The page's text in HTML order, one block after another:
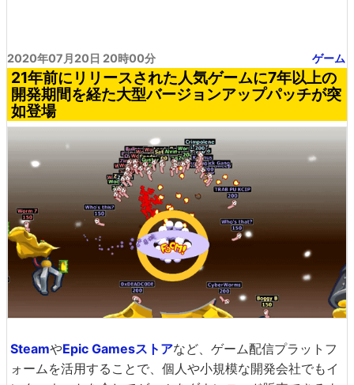
2020年07月20日 20時00分 ゲーム
21年前にリリースされた人気ゲームに7年以上の
開発期間を経た大型バージョンアップパッチが突
如登場
SteamやEpic Gamesストアなど、ゲーム配信プラットフ
ォームを活用することで、個人や小規模な開発会社でもイ